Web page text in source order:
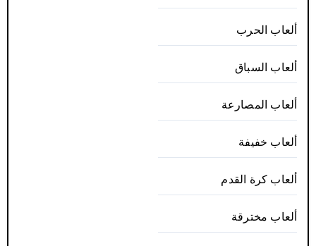
ألعاب الحرب
ألعاب السباق
ألعاب المصارعة
ألعاب خفيفة
ألعاب كرة القدم
ألعاب مخترقة